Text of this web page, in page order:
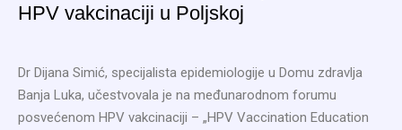
HPV vakcinaciji u Poljskoj
Dr Dijana Simić, specijalista epidemiologije u Domu zdravlja
Banja Luka, učestvovala je na međunarodnom forumu
posvećenom HPV vakcinaciji – „HPV Vaccination Education